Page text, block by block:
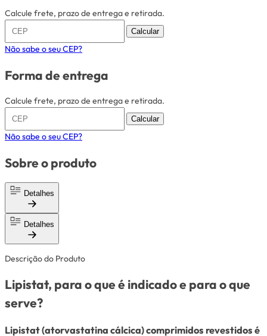
Calcule frete, prazo de entrega e retirada.
Calcular
Não sabe o seu CEP?
Forma de entrega
Calcule frete, prazo de entrega e retirada.
Calcular
Não sabe o seu CEP?
Sobre o produto
Detalhes
Detalhes
Descrição do Produto
Lipistat, para o que é indicado e para o que
serve?
Lipistat (atorvastatina cálcica) comprimidos revestidos é